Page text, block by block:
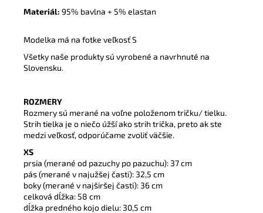
Materiál: 95% bavlna + 5% elastan
Modelka má na fotke veľkosť S
Všetky naše produkty sú vyrobené a navrhnuté na
Slovensku.
ROZMERY
Rozmery sú merané na voľne položenom tričku/ tielku.
Strih tielka je o niečo úžší ako strih trička, preto ak ste
medzi veľkosť, odporúčame zvoliť väčšie.
XS
prsia (merané od pazuchy po pazuchu): 37 cm
pás (merané v najužšej časti): 32,5 cm
boky (merané v najširšej časti): 36 cm
celková dĺžka: 58 cm
dĺžka predného kojo dielu: 30,5 cm